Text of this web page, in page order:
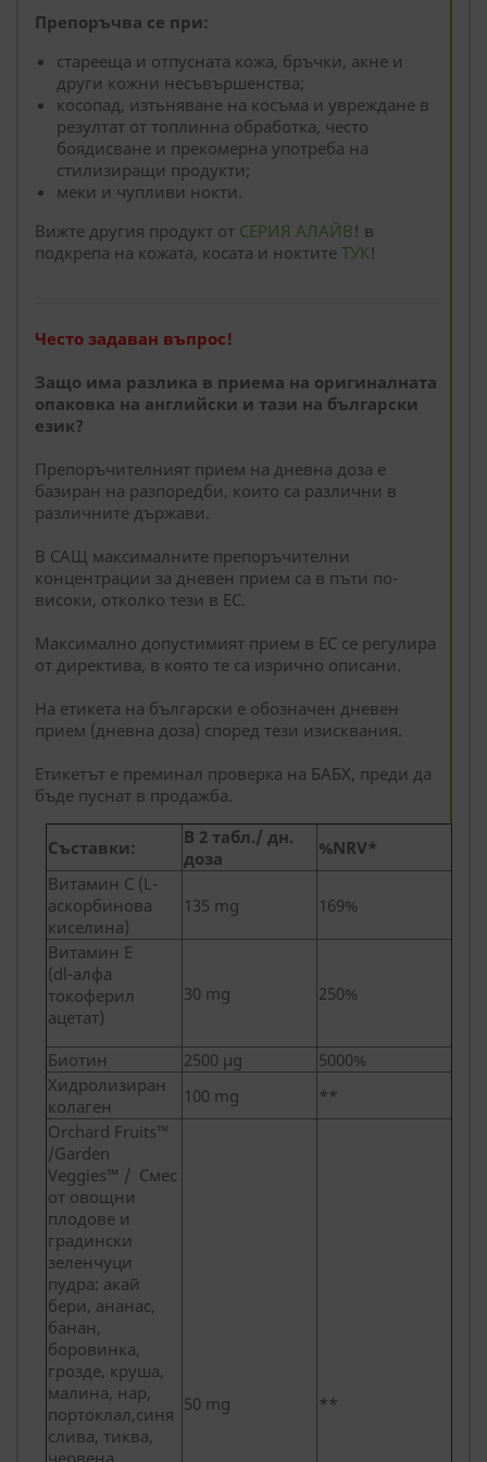
Препоръчва се при:
старееща и отпусната кожа, бръчки, акне и
други кожни несъвършенства;
косопад, изтьняване на косъма и увреждане в
резултат от топлинна обработка, често
боядисване и прекомерна употреба на
стилизиращи продукти;
меки и чупливи нокти.
Вижте другия продукт от СЕРИЯ АЛАЙВ! в
подкрепа на кожата, косата и ноктите ТУК!
Често задаван въпрос!
Защо има разлика в приема на оригиналната
опаковка на английски и тази на български
език?
Препоръчителният прием на дневна доза е
базиран на разпоредби, които са различни в
различните държави.
В САЩ максималните препоръчителни
концентрации за дневен прием са в пъти по-
високи, отколко тези в ЕС.
Максимално допустимият прием в ЕС се регулира
от директива, в която те са изрично описани.
На етикета на български е обозначен дневен
прием (дневна доза) според тези изисквания.
Етикетът е преминал проверка на БАБХ, преди да
бъде пуснат в продажба.
Съставки:
В 2 табл./ дн.
доза
%NRV*
Витамин С (L-
аскорбинова
киселина)
135 mg 169%
Витамин Е
(dl-алфа
токоферил
ацетат)
30 mg 250%
Биотин 2500 µg
5000%
Хидролизиран
колаген
100 mg
**
Orchard Fruits™
/Garden
Veggies™ / Смес
от овощни
плодове и
градински
зеленчуци
пудра: акай
бери, ананас,
банан,
боровинка,
грозде, круша,
малина, нар,
портоклал,синя
слива, тиква,
червена
50 mg **